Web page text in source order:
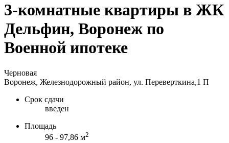
3-комнатные квартиры в ЖК
Дельфин, Воронеж по
Военной ипотеке
Черновая
Воронеж, Железнодорожный район, ул. Переверткина,1 П
Срок сдачи
введен
Площадь
96 - 97,86 м2